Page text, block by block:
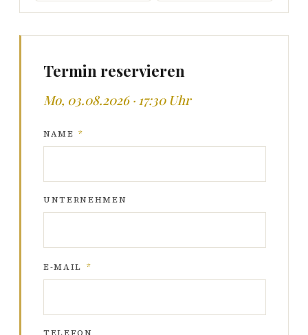
Termin reservieren
Mo, 03.08.2026 · 17:30 Uhr
NAME *
UNTERNEHMEN
E-MAIL *